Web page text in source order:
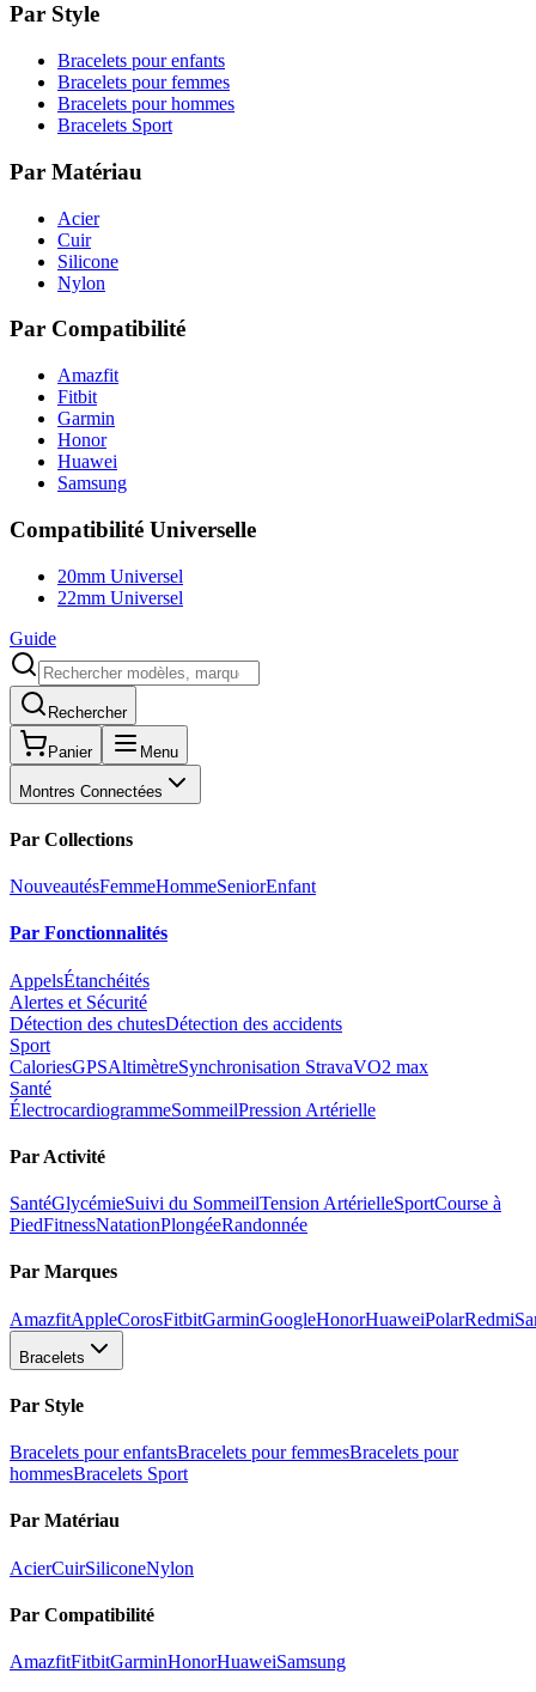
Par Style
Bracelets pour enfants
Bracelets pour femmes
Bracelets pour hommes
Bracelets Sport
Par Matériau
Acier
Cuir
Silicone
Nylon
Par Compatibilité
Amazfit
Fitbit
Garmin
Honor
Huawei
Samsung
Compatibilité Universelle
20mm Universel
22mm Universel
Guide
Rechercher
Panier Menu
Montres Connectées
Par Collections
NouveautésFemmeHommeSeniorEnfant
Par Fonctionnalités
AppelsÉtanchéités
Alertes et Sécurité
Détection des chutesDétection des accidents
Sport
CaloriesGPSAltimètreSynchronisation StravaVO2 max
Santé
ÉlectrocardiogrammeSommeilPression Artérielle
Par Activité
SantéGlycémieSuivi du SommeilTension ArtérielleSportCourse à
PiedFitnessNatationPlongéeRandonnée
Par Marques
AmazfitAppleCorosFitbitGarminGoogleHonorHuaweiPolarRedmi
Bracelets
Par Style
Bracelets pour enfantsBracelets pour femmesBracelets pour
hommesBracelets Sport
Par Matériau
AcierCuirSiliconeNylon
Par Compatibilité
AmazfitFitbitGarminHonorHuaweiSamsung